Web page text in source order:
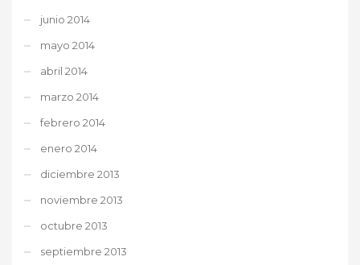
junio 2014
mayo 2014
abril 2014
marzo 2014
febrero 2014
enero 2014
diciembre 2013
noviembre 2013
octubre 2013
septiembre 2013